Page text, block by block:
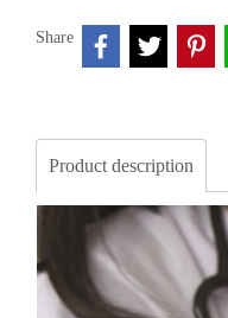
Share
Product description